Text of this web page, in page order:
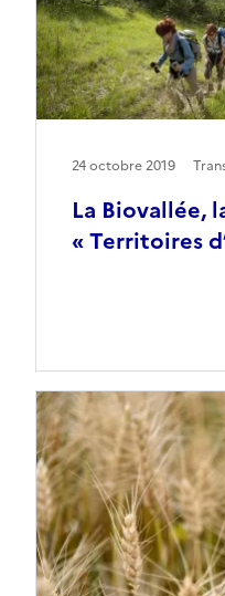
La Biovallée,
« Territoires
24 octobre 2019